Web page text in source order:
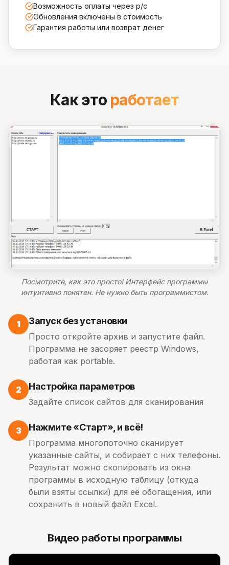
Возможность оплаты через р/с
Обновления включены в стоимость
Гарантия работы или возврат денег
Как это работает
Посмотрите, как это просто! Интерфейс программы
интуитивно понятен. Не нужно быть программистом.
1 Запуск без установки
Просто откройте архив и запустите файл.
Программа не засоряет реестр Windows,
работая как portable.
2 Настройка параметров
Задайте список сайтов для сканирования
3 Нажмите «Старт», и всё!
Программа многопоточно сканирует
указанные сайты, и собирает с них телефоны.
Результат можно скопировать из окна
программы в исходную таблицу (откуда
были взяты ссылки) для её обогащения, или
сохранить в новый файл Excel.
Видео работы программы